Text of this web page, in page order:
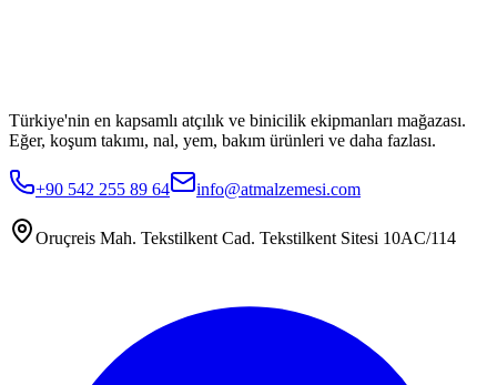
Türkiye'nin en kapsamlı atçılık ve binicilik ekipmanları mağazası.
Eğer, koşum takımı, nal, yem, bakım ürünleri ve daha fazlası.
+90 542 255 89 64 info@atmalzemesi.com
Oruçreis Mah. Tekstilkent Cad. Tekstilkent Sitesi 10AC/114